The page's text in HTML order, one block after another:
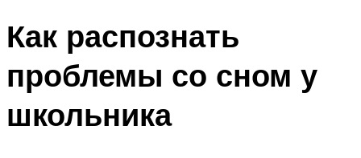
Как распознать
проблемы со сном у
школьника